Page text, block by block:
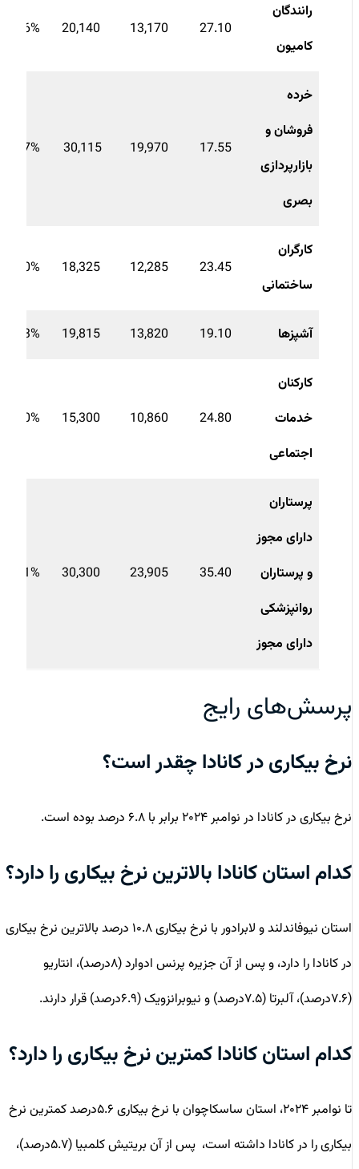
رانندگان
کامیون
27.10
13,170
20,140
34.6%-
خرده
فروشان و
بازارپردازی
بصری
17.55
19,970
30,115
33.7%-
کارگران
ساختمانی
23.45
12,285
18,325
33.0%-
آشپزها 19.10
13,820
19,815
30.3%-
کارکنان
خدمات
اجتماعی
24.80
10,860
15,300
29.0%-
پرستاران
دارای مجوز
و پرستاران
روانپزشکی
دارای مجوز
35.40
23,905
30,300
21.1%-
پرسش‌های رایج
نرخ بیکاری در کانادا چقدر است؟
نرخ بیکاری در کانادا در نوامبر ۲۰۲۴ برابر با ۶.۸ درصد بوده است.
کدام استان کانادا بالاترین نرخ بیکاری را دارد؟
استان نیوفاندلند و لابرادور با نرخ بیکاری ۱۰.۸ درصد بالاترین نرخ بیکاری
در کانادا را دارد، و پس از آن جزیره پرنس ادوارد (۸درصد)، انتاریو
کدام استان کانادا کمترین نرخ بیکاری را دارد؟
تا نوامبر ۲۰۲۴، استان ساسکاچوان با نرخ بیکاری ۵.۶درصد کمترین نرخ
بیکاری را در کانادا داشته است، پس از آن بریتیش کلمبیا (۵.۷درصد)،